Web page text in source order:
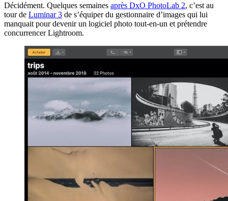
Décidément. Quelques semaines après DxO PhotoLab 2, c’est au
tour de Luminar 3 de s’équiper du gestionnaire d’images qui lui
manquait pour devenir un logiciel photo tout-en-un et prétendre
concurrencer Lightroom.